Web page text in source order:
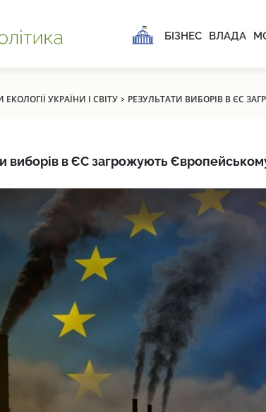
БІЗНЕС ВЛАДА
УКРАЇНИ І СВІТУ› РЕЗУЛЬТАТИ ВИБОРІВ В ЄС
виборів в ЄС загрожують